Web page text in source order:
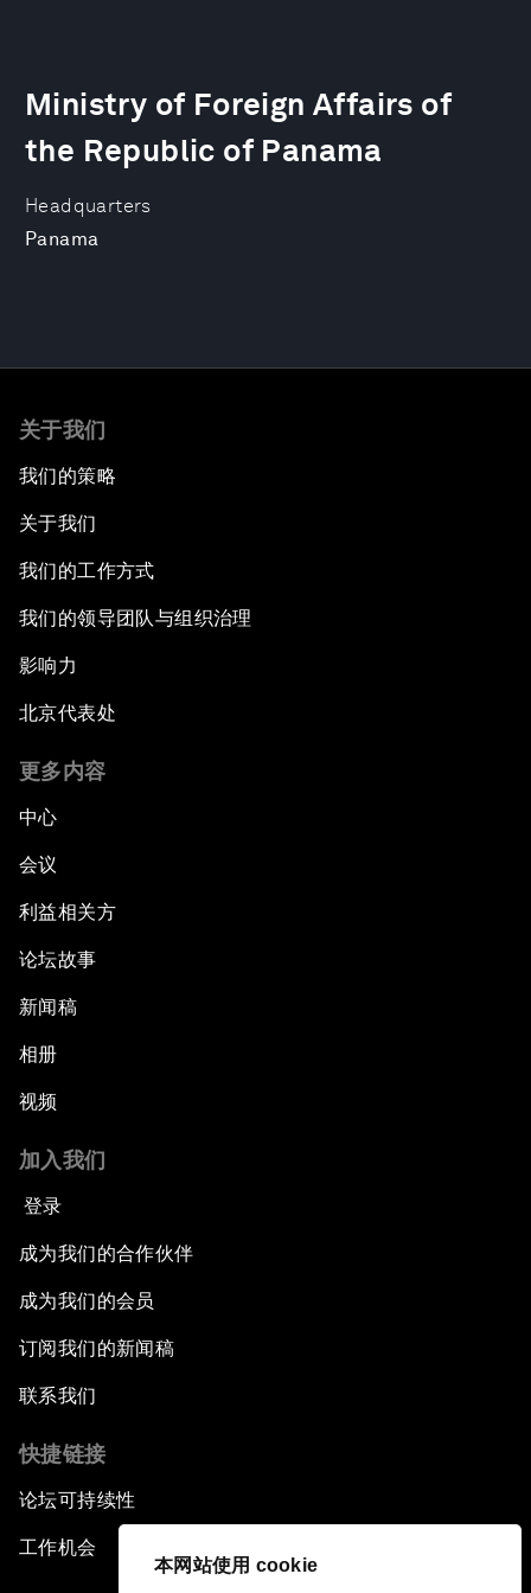
本网站使用 cookie
Headquarters
Panama
Ministry of Foreign Affairs of
the Republic of Panama
关于我们
我们的策略
关于我们
我们的工作方式
我们的领导团队与组织治理
影响力
北京代表处
更多内容
中心
会议
利益相关方
论坛故事
新闻稿
相册
视频
加入我们
登录
成为我们的合作伙伴
成为我们的会员
订阅我们的新闻稿
联系我们
快捷链接
论坛可持续性
工作机会